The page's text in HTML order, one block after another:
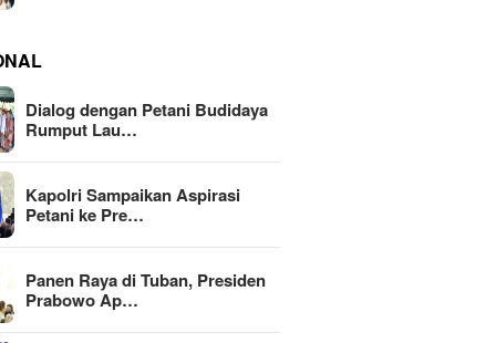
Dialog dengan Petani Budidaya
Rumput Lau…
Kapolri Sampaikan Aspirasi
Petani ke Pre…
Panen Raya di Tuban, Presiden
Prabowo Ap…